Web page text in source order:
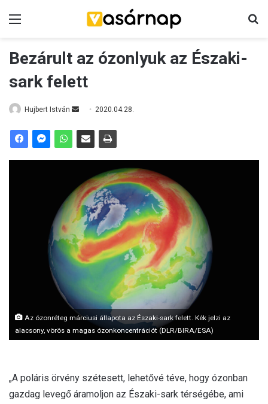
Bezárult az ózonlyuk az Északi-
sark felett
Hujbert István
n
n
e
m
i
l
2020.04.28.
Az ózonréteg márciusi állapota az Északi-sark felett. Kék jelzi az
alacsony, vörös a magas ózonkoncentrációt (DLR/BIRA/ESA)
„A poláris örvény szétesett, lehetővé téve, hogy ózonban
gazdag levegő áramoljon az Északi-sark térségébe, ami